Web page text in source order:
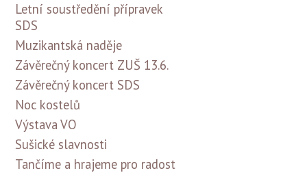
Letní soustředění přípravek
SDS
Muzikantská naděje
Závěrečný koncert ZUŠ 13.6.
Závěrečný koncert SDS
Noc kostelů
Výstava VO
Sušické slavnosti
Tančíme a hrajeme pro radost